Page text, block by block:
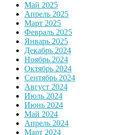
Май 2025
Апрель 2025
Март 2025
Февраль 2025
Январь 2025
Декабрь 2024
Ноябрь 2024
Октябрь 2024
Сентябрь 2024
Август 2024
Июль 2024
Июнь 2024
Май 2024
Апрель 2024
Март 2024